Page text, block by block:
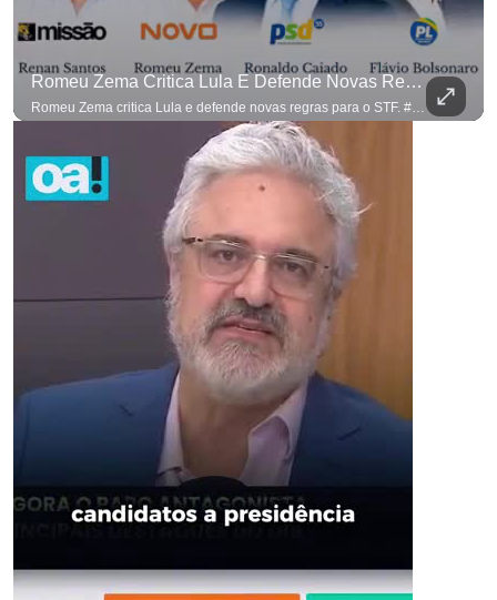
Romeu Zema Critica Lula E Defende Novas Regras Para O STF. #OAntagonista
Romeu Zema critica Lula e defende novas regras para o STF. #OAntagonista Se você busca informação com credibilidade, inscreva-se agora e ative o